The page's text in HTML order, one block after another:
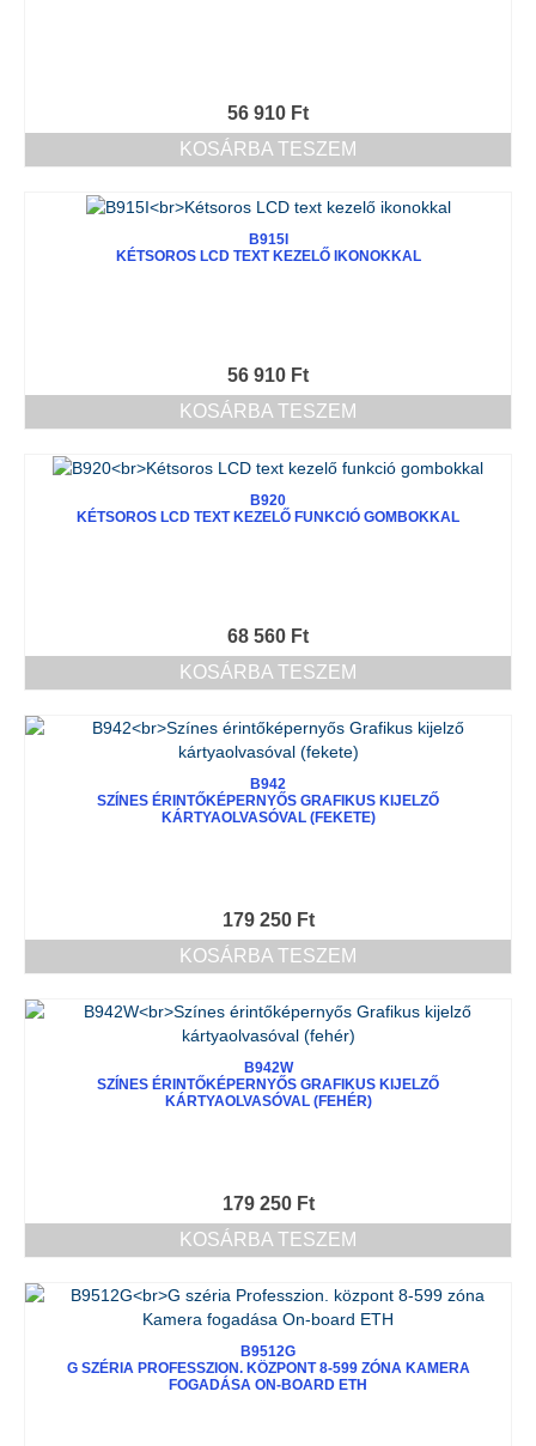
56 910 Ft
KOSÁRBA TESZEM
B915I
KÉTSOROS LCD TEXT KEZELŐ IKONOKKAL
56 910 Ft
KOSÁRBA TESZEM
B920
KÉTSOROS LCD TEXT KEZELŐ FUNKCIÓ GOMBOKKAL
68 560 Ft
KOSÁRBA TESZEM
B942
SZÍNES ÉRINTŐKÉPERNYŐS GRAFIKUS KIJELZŐ
KÁRTYAOLVASÓVAL (FEKETE)
179 250 Ft
KOSÁRBA TESZEM
B942W
SZÍNES ÉRINTŐKÉPERNYŐS GRAFIKUS KIJELZŐ
KÁRTYAOLVASÓVAL (FEHÉR)
179 250 Ft
KOSÁRBA TESZEM
B9512G
G SZÉRIA PROFESSZION. KÖZPONT 8-599 ZÓNA KAMERA
FOGADÁSA ON-BOARD ETH